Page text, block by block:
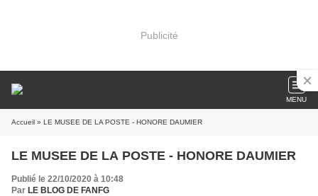
Publicité
MENU
Accueil » LE MUSEE DE LA POSTE - HONORE DAUMIER
LE MUSEE DE LA POSTE - HONORE DAUMIER
Publié le 22/10/2020 à 10:48
Par LE BLOG DE FANFG